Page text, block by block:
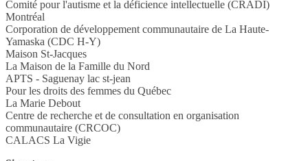
Comité pour l'autisme et la déficience intellectuelle (CRADI)
Montréal
Corporation de développement communautaire de La Haute-
Yamaska (CDC H-Y)
Maison St-Jacques
La Maison de la Famille du Nord
APTS - Saguenay lac st-jean
Pour les droits des femmes du Québec
La Marie Debout
Centre de recherche et de consultation en organisation
communautaire (CRCOC)
CALACS La Vigie